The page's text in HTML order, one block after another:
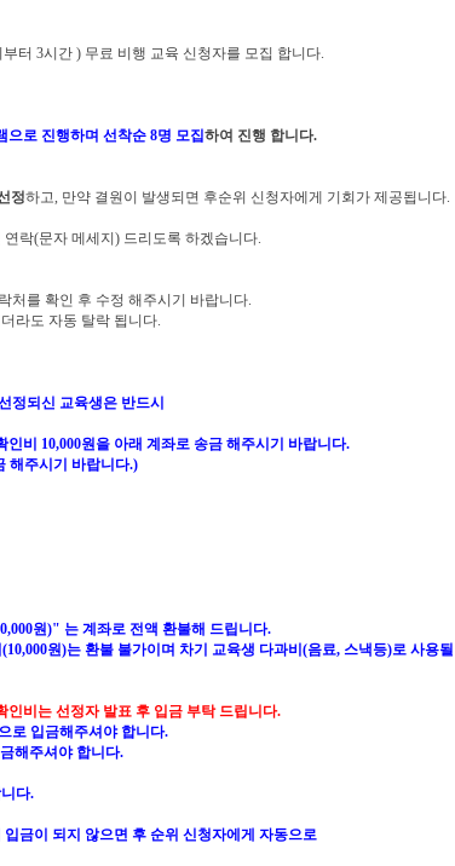
터 3시간 ) 무료 비행 교육 신청자를 모집 합니다.
으로 진행하며 선착순 8명 모집하여 진행 합니다.
정하고, 만약 결원이 발생되면 후순위 신청자에게 기회가 제공됩니다.
락(문자 메세지) 드리도록 하겠습니다.
처를 확인 후 수정 해주시기 바랍니다.
라도 자동 탈락 됩니다.
정되신 교육생은 반드시
비 10,000원을 아래 계좌로 송금 해주시기 바랍니다.
해주시기 바랍니다.)
원)" 는 계좌로 전액 환불해 드립니다.
원)는 환불 불가이며 차기 교육생 다과비(음료, 스낵등)로 사용
인비는 선정자 발표 후 입금 부탁 드립니다.
로 입금해주셔야 합니다.
해주셔야 합니다.
다.
금이 되지 않으면 후 순위 신청자에게 자동으로